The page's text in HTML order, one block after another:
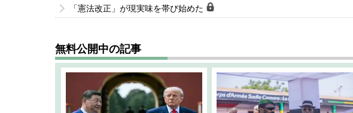
「憲法改正」が現実味を帯び始めた
無料公開中の記事